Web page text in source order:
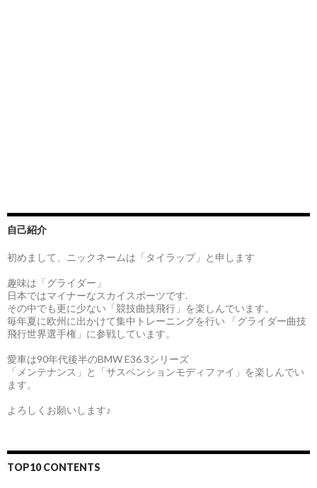
自己紹介
初めまして、ニックネームは「タイラップ」と申します
趣味は「グライダー」
日本ではマイナーなスカイスポーツです.
その中でも更に少ない「競技曲技飛行」を楽しんでいます。
毎年夏に欧州に出かけて集中トレーニングを行い 「グライダー曲技
飛行世界選手権」に参戦しています。
愛車は90年代後半のBMW E36 3シリーズ
「メンテナンス」と「サスペンションモディファイ」を楽しんでい
ます。
よろしくお願いします♪
TOP10 CONTENTS